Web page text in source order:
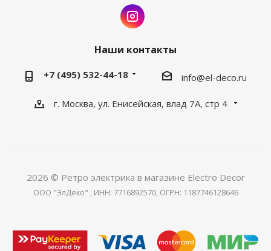
Наши контакты
+7 (495) 532-44-18 info@el-deco.ru
г. Москва, ул. Енисейская, влад 7А, стр 4
2026 © Ретро электрика в магазине Electro Decor
ООО "ЭлДеко" , ИНН: 7716892570, ОГРН: 1187746128646